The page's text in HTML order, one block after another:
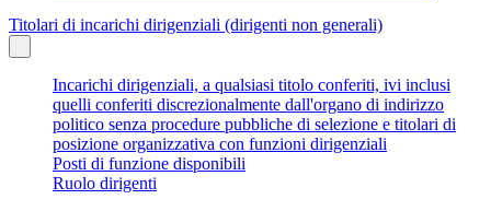
Titolari di incarichi dirigenziali (dirigenti non generali)
Incarichi dirigenziali, a qualsiasi titolo conferiti, ivi inclusi
quelli conferiti discrezionalmente dall'organo di indirizzo
politico senza procedure pubbliche di selezione e titolari di
posizione organizzativa con funzioni dirigenziali
Posti di funzione disponibili
Ruolo dirigenti